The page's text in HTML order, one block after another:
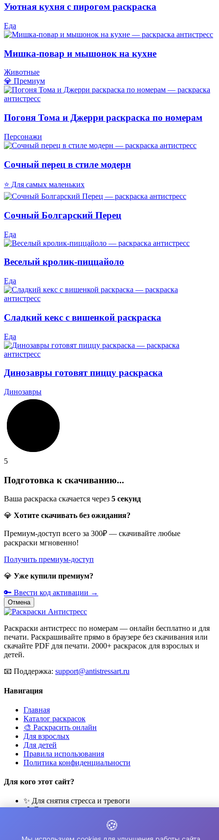
Уютная кухня с пирогом раскраска
Еда
Мишка-повар и мышонок на кухне
Животные
💎 Премиум
Погоня Тома и Джерри раскраска по номерам
Персонажи
Сочный перец в стиле модерн
⭐ Для самых маленьких
Сочный Болгарский Перец
Еда
Веселый кролик-пиццайоло
Еда
Сладкий кекс с вишенкой раскраска
Еда
Динозавры готовят пиццу раскраска
Динозавры
5
Подготовка к скачиванию...
Ваша раскраска скачается через 5 секунд
💎 Хотите скачивать без ожидания?
Премиум-доступ всего за 300₽ — скачивайте любые
раскраски мгновенно!
Получить премиум-доступ
💎 Уже купили премиум?
🔑 Ввести код активации →
Отмена
Раскраски антистресс по номерам — онлайн бесплатно и для
печати. Раскрашивайте прямо в браузере без скачивания или
скачайте PDF для печати. 2000+ раскрасок для взрослых и
детей.
📧 Поддержка: support@antistressart.ru
Навигация
Главная
Каталог раскрасок
🎨 Раскрасить онлайн
Для взрослых
Для детей
Правила использования
Политика конфиденциальности
Для кого этот сайт?
✨ Для снятия стресса и тревоги
🎨 Для развития креативности
🧘 Для медитации и расслабления
👨‍👩‍👧‍👦 Для семейного досуга
🍪